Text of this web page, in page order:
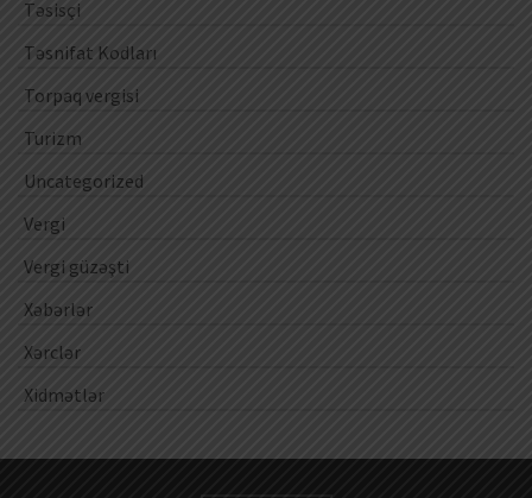
Təsisçi
Təsnifat Kodları
Torpaq vergisi
Turizm
Uncategorized
Vergi
Vergi güzəşti
Xəbərlər
Xərclər
Xidmətlər